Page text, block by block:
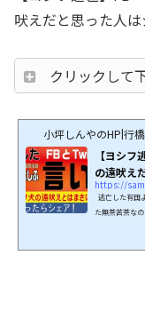
吠えだと思った人は
クリックして
小坪しんやのHP|行
【ヨシ
の遠吠え
https://
逃亡した有田
た無茶苦茶な